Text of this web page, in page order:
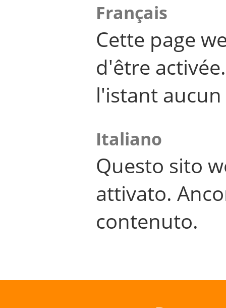
Français
Cette page
d'être
l'istant
Italiano
Questo sito
attivato.
contenuto.